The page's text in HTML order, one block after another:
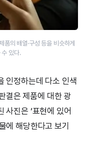
의 배열·구성 등을 비슷하게
있다.
인정하는데 다소 인색
결은 제품에 대한 광
사진은 ‘표현에 있어
에 해당한다고 보기